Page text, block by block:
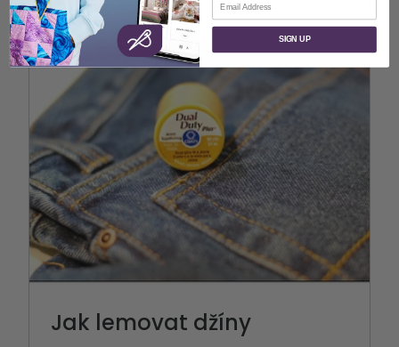
Jak lemovat džíny
SIGN UP